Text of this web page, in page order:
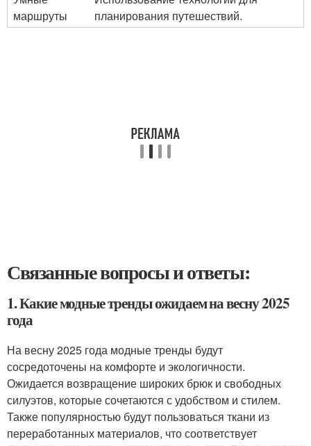
маршруты
планирования путешествий.
Связанные вопросы и ответы:
1. Какие модные тренды ожидаем на весну 2025
года
На весну 2025 года модные тренды будут
сосредоточены на комфорте и экологичности.
Ожидается возвращение широких брюк и свободных
силуэтов, которые сочетаются с удобством и стилем.
Также популярностью будут пользоваться ткани из
переработанных материалов, что соответствует